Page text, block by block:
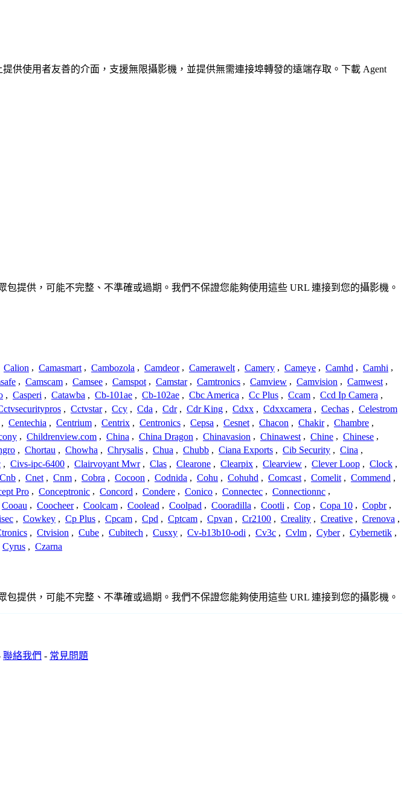
供使用者友善的介面，支援無限攝影機，並提供無需連接埠轉發的遠端存取。下載 Agent
提供，可能不完整、不準確或過期。我們不保證您能夠使用這些 URL 連接到您的攝影機。
Calion , Camasmart , Cambozola , Camdeor , Camerawelt , Camery , Cameye , Camhd , Camhi ,
, Camscam , Camsee , Camspot , Camstar , Camtronics , Camview , Camvision , Camwest ,
, Casperi , Catawba , Cb-101ae , Cb-102ae , Cbc America , Cc Plus , Ccam , Ccd Ip Camera ,
, Cctvstar , Ccy , Cda , Cdr , Cdr King , Cdxx , Cdxxcamera , Cechas , Celestrom
, Centechia , Centrium , Centrix , Centronics , Cepsa , Cesnet , Chacon , Chakir , Chambre ,
, Childrenview.com , China , China Dragon , Chinavasion , Chinawest , Chine , Chinese ,
, Chortau , Chowha , Chrysalis , Chua , Chubb , Ciana Exports , Cib Security , Cina ,
, Civs-ipc-6400 , Clairvoyant Mwr , Clas , Clearone , Clearpix , Clearview , Clever Loop , Clock ,
Cnb , Cnet , Cnm , Cobra , Cocoon , Codnida , Cohu , Cohuhd , Comcast , Comelit , Commend ,
Pro , Conceptronic , Concord , Condere , Conico , Connectec , Connectionnc ,
Cooau , Coocheer , Coolcam , Coolead , Coolpad , Cooradilla , Cootli , Cop , Copa 10 , Copbr ,
, Cowkey , Cp Plus , Cpcam , Cpd , Cptcam , Cpvan , Cr2100 , Creality , Creative , Crenova ,
, Ctvision , Cube , Cubitech , Cusxy , Cv-b13b10-odi , Cv3c , Cvlm , Cyber , Cybernetik ,
Cyrus , Czarna
提供，可能不完整、不準確或過期。我們不保證您能夠使用這些 URL 連接到您的攝影機。
聯絡我們 - 常見問題